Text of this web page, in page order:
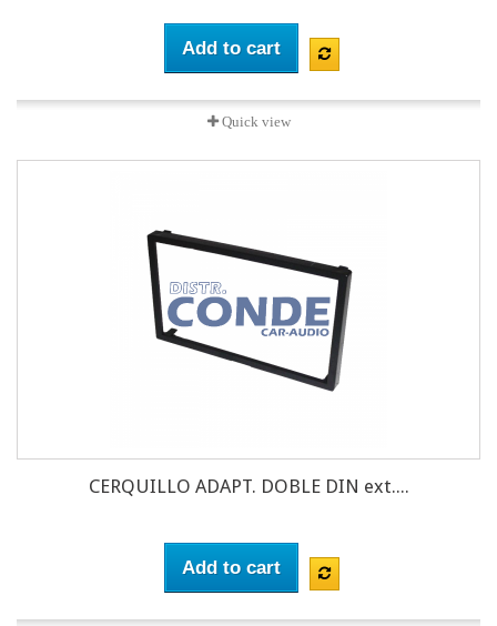
Add to cart
Quick view
CERQUILLO ADAPT. DOBLE DIN ext....
Add to cart